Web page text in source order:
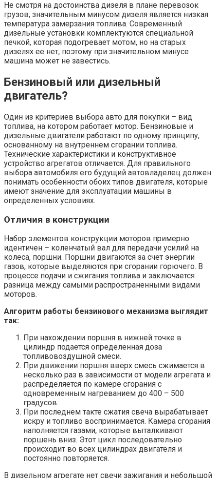
Не смотря на достоинства дизеля в плане перевозок
грузов, значительным минусом дизеля является низкая
температура замерзания топлива. Современный
дизельные установки комплектуются специальной
печкой, которая подогревает мотом, но на старых
дизелях ее нет, поэтому при значительном минусе
машина может не завестись.
Бензиновый или дизельный
двигатель?
Один из критериев выбора авто для покупки – вид
топлива, на котором работает мотор. Бензиновые и
дизельные двигатели работают по одному принципу,
основанному на внутреннем сгорании топлива.
Технические характеристики и конструктивное
устройство агрегатов отличается. Для правильного
выбора автомобиля его будущий автовладелец должен
понимать особенности обоих типов двигателя, которые
имеют значение для эксплуатации машины в
определенных условиях.
Отличия в конструкции
Набор элементов конструкции моторов примерно
идентичен – коленчатый вал для передачи усилий на
колеса, поршни. Поршни двигаются за счет энергии
газов, которые выделяются при сгорании горючего. В
процессе подачи и сжигания топлива и заключается
разница между самыми распространенными видами
моторов.
Алгоритм работы бензинового механизма выглядит
так:
При нахождении поршня в нижней точке в
цилиндр подается определенная доза
топливовоздушной смеси.
При движении поршня вверх смесь сжимается в
несколько раз в зависимости от модели агрегата и
распределяется по камере сгорания с
одновременным нагреванием до 400 – 500
градусов.
При последнем такте сжатия свеча вырабатывает
искру и топливо воспринимается. Камера сгорания
наполняется газами, которые выталкивают
поршень вниз. Этот цикл последовательно
происходит во всех цилиндрах двигателя и
постоянно повторяется.
В дизельном агрегате нет свечи зажигания и небольшой